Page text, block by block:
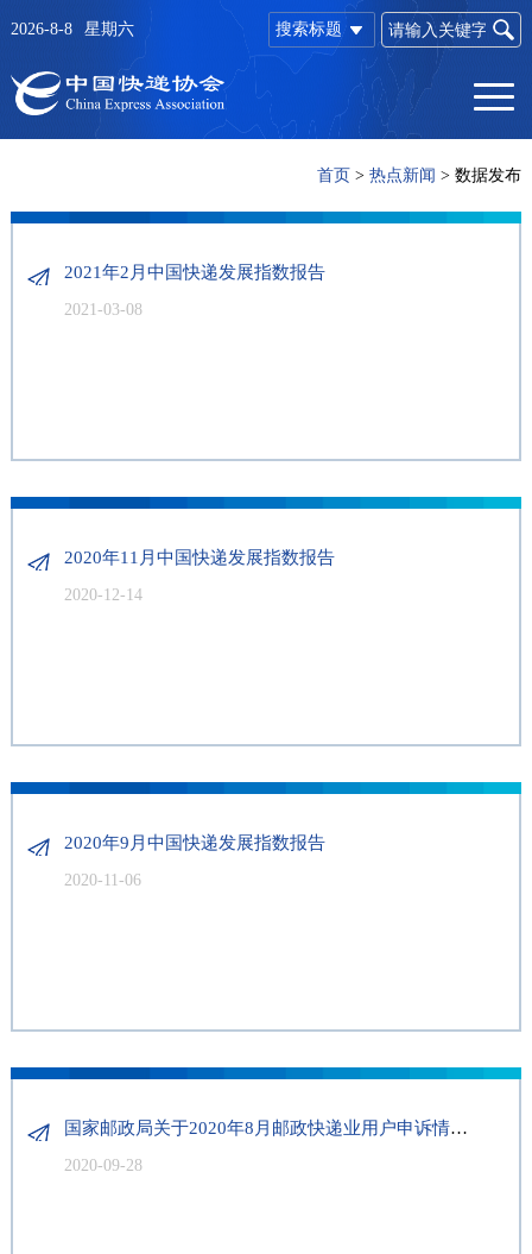
搜索标题
2026-8-8 星期六
首页 >热点新闻 >数据发布
2021年2月中国快递发展指数报告
2021-03-08
2020年11月中国快递发展指数报告
2020-12-14
2020年9月中国快递发展指数报告
2020-11-06
国家邮政局关于2020年8月邮政快递业用户申诉情况的通告
2020-09-28